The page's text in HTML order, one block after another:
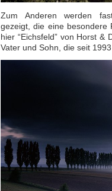
Zum Anderen werden
gezeigt, die eine besondere
hier “Eichsfeld” von Horst
Vater und Sohn, die seit